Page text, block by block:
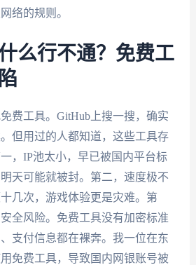
络的规则。
么行不通？免费工
费工具。GitHub上搜一搜，确实
但用过的人都知道，这些工具存
，IP池太小，早已被国内平台标
天可能就被封。第二，速度极不
几次，游戏体验更是灾难。第
全风险。免费工具没有加密标准
支付信息都在裸奔。我一位在东
免费工具，导致国内网银账号被